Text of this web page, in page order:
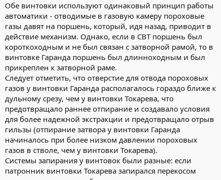
Обе винтовки используют одинаковый принцип работы
автоматики - отводимые в газовую камеру пороховые
газы давят на поршень, который, идя назад, приводит в
действие механизм. Однако, если в СВТ поршень был
короткоходным и не был связан с затворной рамой, то в
винтовке Гаранда поршень был длинноходным и был
прикреплен к затворной раме.
Следует отметить, что отверстие для отвода пороховых
газов у винтовки Гаранда располагалось гораздо ближе к
дульному срезу, чем у винтовки Токарева, что
предотвращало раннее отпирание и создавало условия
для более надежной экстракции и предотвращало отрыв
гильзы (отпирание затвора у винтовки Гаранда
начиналось при более низком давлении пороховых
газов в стволе, чем у винтовки Токарева).
Системы запирания у винтовок были разные: если
патронник винтовки Токарева запирался перекосом